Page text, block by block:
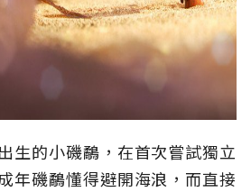
生的小磯鷸，在首次嘗試獨立
年磯鷸懂得避開海浪，而直接